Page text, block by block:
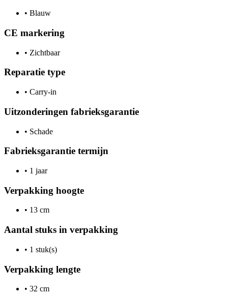
• Blauw
CE markering
• Zichtbaar
Reparatie type
• Carry-in
Uitzonderingen fabrieksgarantie
• Schade
Fabrieksgarantie termijn
• 1 jaar
Verpakking hoogte
• 13 cm
Aantal stuks in verpakking
• 1 stuk(s)
Verpakking lengte
• 32 cm